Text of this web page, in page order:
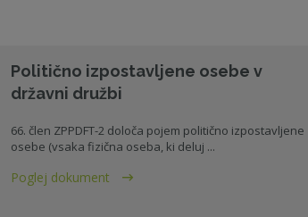
Politično izpostavljene osebe v
državni družbi
66. člen ZPPDFT-2 določa pojem politično izpostavljene
osebe (vsaka fizična oseba, ki deluj ...
Poglej dokument